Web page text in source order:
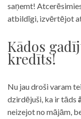
saņemt!
atbildīgi, izvērtējot
Kādos
kredīts!
Nu jau droši varam
dzirdējuši, ka ir tāds
neizejot no mājām,